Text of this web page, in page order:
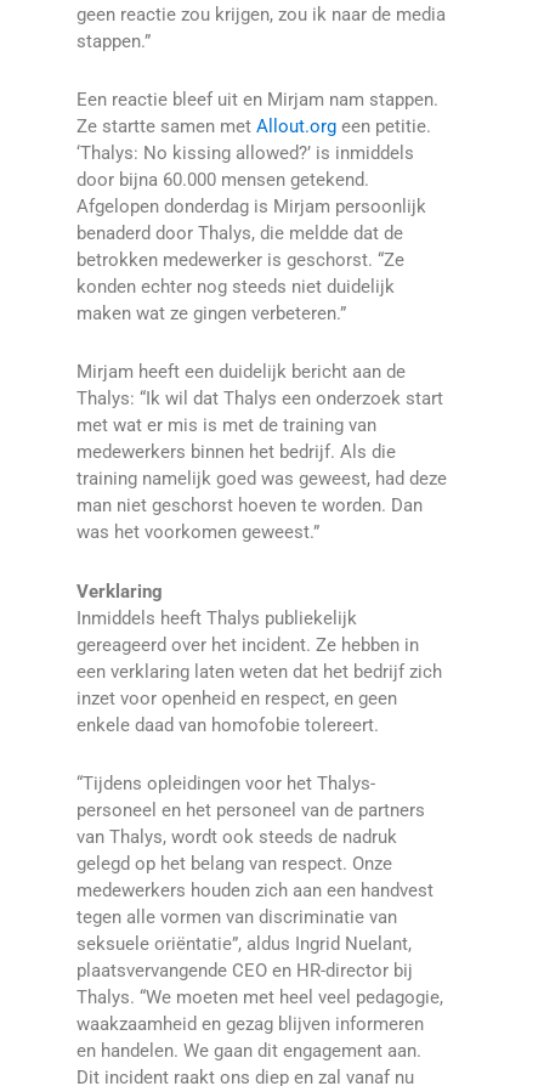
geen reactie zou krijgen, zou ik naar de media
stappen.”
Een reactie bleef uit en Mirjam nam stappen.
Ze startte samen met Allout.orgeen petitie.
‘Thalys: No kissing allowed?’ is inmiddels
door bijna 60.000 mensen getekend.
Afgelopen donderdag is Mirjam persoonlijk
benaderd door Thalys, die meldde dat de
betrokken medewerker is geschorst. “Ze
konden echter nog steeds niet duidelijk
maken wat ze gingen verbeteren.”
Mirjam heeft een duidelijk bericht aan de
Thalys: “Ik wil dat Thalys een onderzoek start
met wat er mis is met de training van
medewerkers binnen het bedrijf. Als die
training namelijk goed was geweest, had deze
man niet geschorst hoeven te worden. Dan
was het voorkomen geweest.”
Verklaring
Inmiddels heeft Thalys publiekelijk
gereageerd over het incident. Ze hebben in
een verklaring laten weten dat het bedrijf zich
inzet voor openheid en respect, en geen
enkele daad van homofobie tolereert.
“Tijdens opleidingen voor het Thalys-
personeel en het personeel van de partners
van Thalys, wordt ook steeds de nadruk
gelegd op het belang van respect. Onze
medewerkers houden zich aan een handvest
tegen alle vormen van discriminatie van
seksuele oriëntatie”, aldus Ingrid Nuelant,
plaatsvervangende CEO en HR-director bij
Thalys. “We moeten met heel veel pedagogie,
waakzaamheid en gezag blijven informeren
en handelen. We gaan dit engagement aan.
Dit incident raakt ons diep en zal vanaf nu